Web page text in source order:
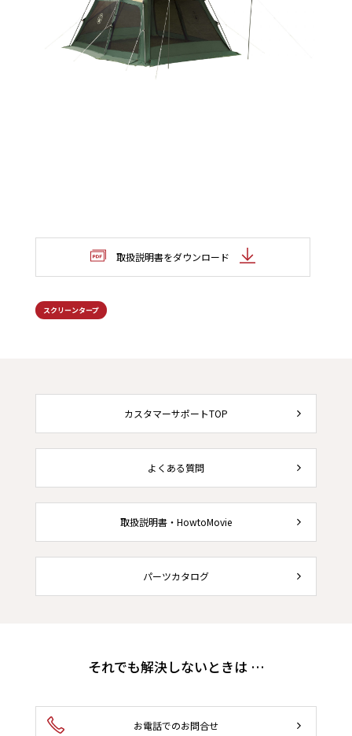
取扱説明書をダウンロード
スクリーンタープ
カスタマーサポートTOP
よくある質問
取扱説明書・HowtoMovie
パーツカタログ
それでも解決しないときは …
お電話でのお問合せ